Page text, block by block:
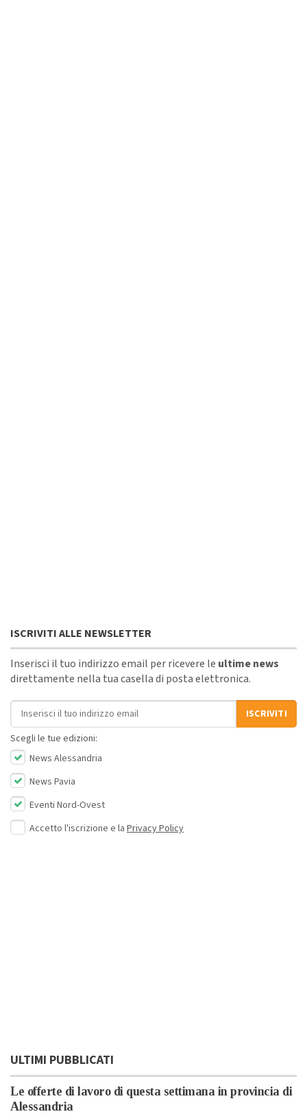
ISCRIVITI ALLE NEWSLETTER
Inserisci il tuo indirizzo email per ricevere le ultime news
direttamente nella tua casella di posta elettronica.
Indirizzo email
ISCRIVITI
Scegli le tue edizioni:
News Alessandria
News Pavia
Eventi Nord-Ovest
Accetto l'iscrizione e la Privacy Policy
ULTIMI PUBBLICATI
Le offerte di lavoro di questa settimana in provincia di
Alessandria